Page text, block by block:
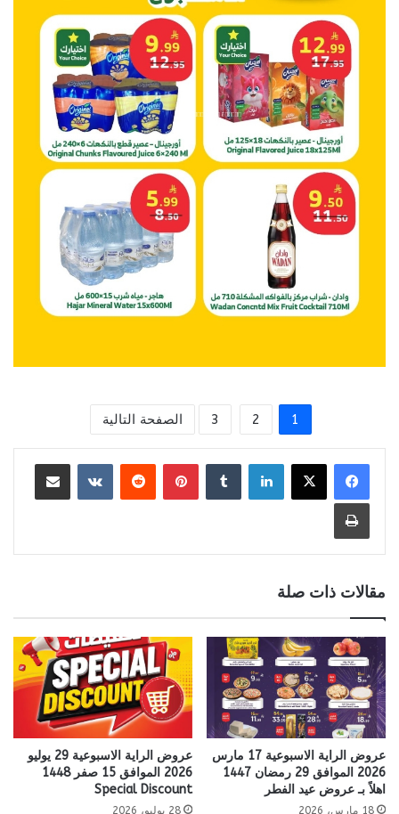
1
2
3 الصفحة التالية
لينكدإن بينتيريست مشاركة عبر البريد
طباعة
مقالات ذات صلة
عروض الراية الاسبوعية 17 مارس
2026 الموافق 29 رمضان 1447
اهلاً بـ عروض عيد الفطر
18 مارس، 2026
عروض الراية الاسبوعية 29 يوليو
2026 الموافق 15 صفر 1448
Special Discount
28 يوليو، 2026